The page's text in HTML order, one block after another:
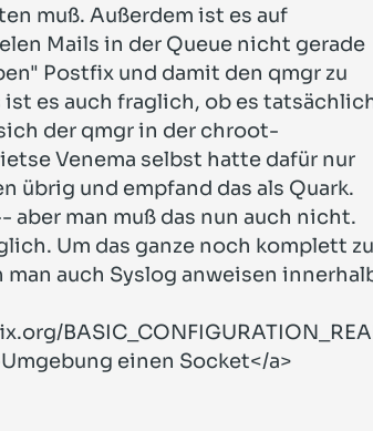
muß. Außerdem ist es auf
Mails in der Queue nicht gerade
Postfix und damit den qmgr zu
es auch fraglich, ob es
der qmgr in der chroot-
Venema selbst hatte dafür nur
übrig und empfand das als Quark.
aber man muß das nun auch nicht.
Um das ganze noch komplett zu
auch Syslog anweisen
einen Socket</a>